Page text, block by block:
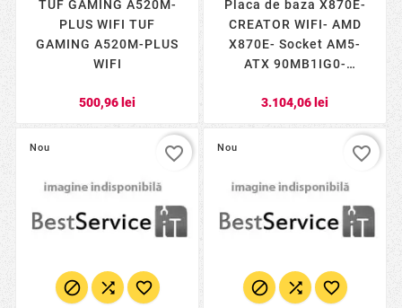
TUF GAMING A520M-
PLUS WIFI TUF
GAMING A520M-PLUS
WIFI
500,96 lei
Placa de baza X870E-
CREATOR WIFI- AMD
X870E- Socket AM5-
ATX 90MB1IG0-
3.104,06 lei
Nou
  
favorite_border Nou
  
favorite_border